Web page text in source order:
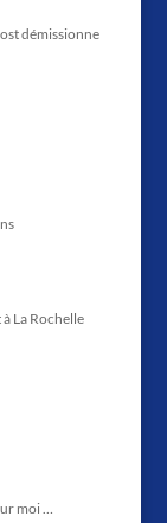
démissionne
La Rochelle
moi …